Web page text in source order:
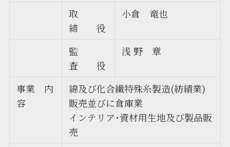
取
締 役
小倉 竜也
監
査 役
浅 野 章
事業 内
容
綿及び化合繊特殊糸製造(紡績業)
販売並びに倉庫業
インテリア･資材用生地及び製品販
売